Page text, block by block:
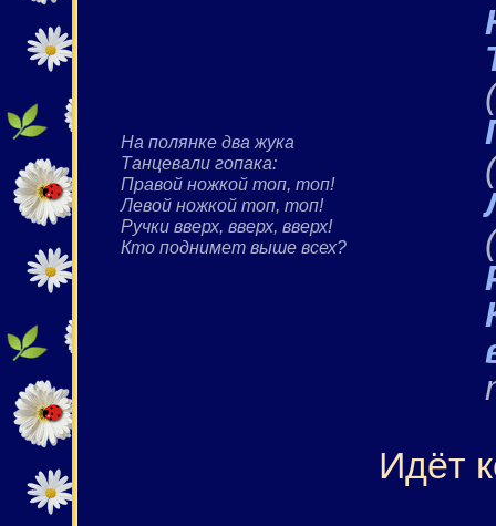
На полянке два жука
Танцевали гопака:
Правой ножкой топ, топ!
Левой ножкой топ, топ!
Ручки вверх, вверх, вверх!
Кто поднимет выше всех?
Идёт